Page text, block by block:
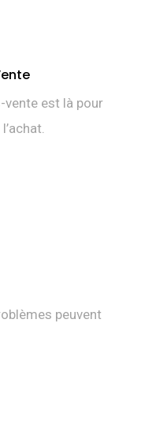
vente est là pour
peuvent